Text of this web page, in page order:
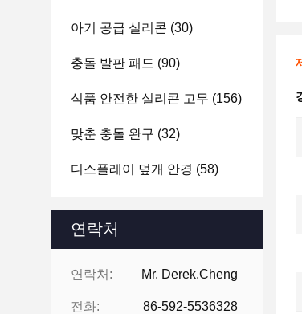
아기 공급 실리콘 (30)
충돌 발판 패드 (90)
식품 안전한 실리콘 고무 (156)
맞춘 충돌 완구 (32)
디스플레이 덮개 안경 (58)
연락처
연락처: Mr. Derek.Cheng
전화: 86-592-5536328